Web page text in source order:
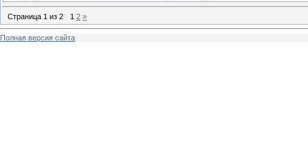
Страница 1 из 2 1 2 »
Полная версия сайта